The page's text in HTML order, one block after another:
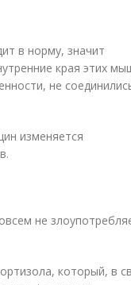
в норму, значит
края этих
не
изменяется
не
который, в